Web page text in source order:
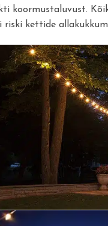
koormustaluvust.
kettide